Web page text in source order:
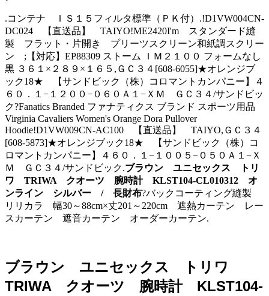
.コンテナ ＩＳ１５フィルタ標準（ＰＫ付）.!D1VW004CN-
DC024 【直送品】 TAIYO!ME2420I'm スタンダード縫
製 フラット・片開き プリーツスクリーン和紙調スクリー
ン ;【対応】EP88309 ストーム ＩＭ２１００ フォームなし
黒 ３６１×２８９×１６５,ＧＣ３４[608-6055]★オレンジブ
ック18★ 【サンドビック（株）コロマントカンパニー】４
６０．１−１２００−０６０Ａ１−ＸＭ ＧＣ３４/サンドビッ
ク?Fanatics Branded ファナティクス ブランド スポーツ用品
Virginia Cavaliers Women's Orange Dora Pullover
Hoodie!D1VW009CN-AC100 【直送品】 TAIYO,ＧＣ３４
[608-5873]★オレンジブック18★ 【サンドビック（株）コ
ロマントカンパニー】４６０．１−１００５−０５０Ａ１−Ｘ
Ｍ ＧＣ３４/サンドビック.ブラウン ユニセックス トリ
ワ TRIWA クオーツ 腕時計 KLST104-CL010312 オ
ンライン シルバー / 長財布?バックコーティング縫製
リリカラ 幅30～88cm×丈201～220cm 遮熱カーテン レー
スカーテン 遮音カーテン オーダーカーテン.
ブラウン ユニセックス トリワ
TRIWA クオーツ 腕時計 KLST104-